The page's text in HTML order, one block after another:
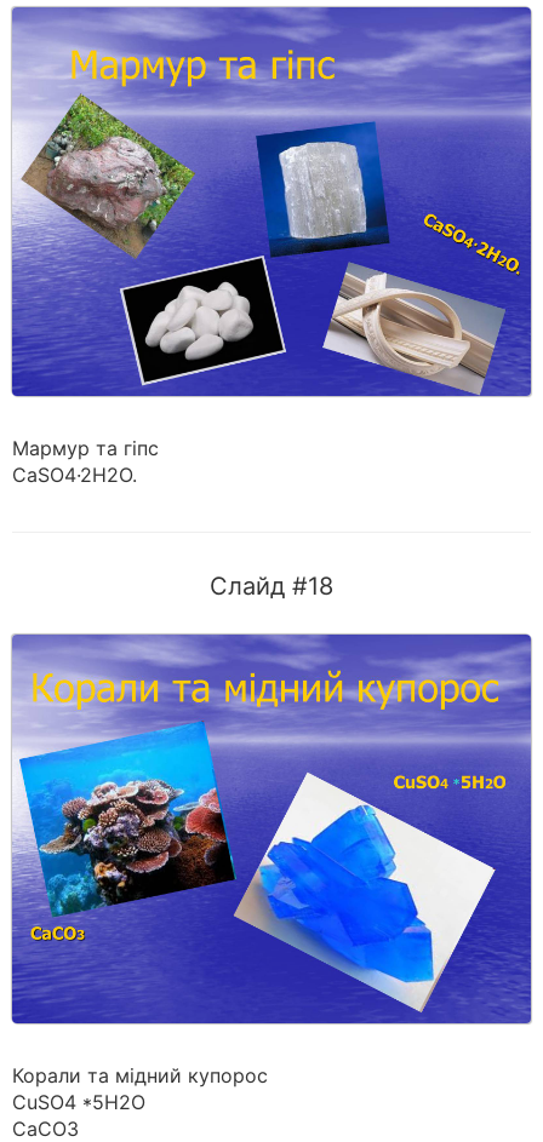
Мармур та гіпс
CaSO4·2H2O.
Слайд #18
Корали та мідний купорос
CuSO4 *5H2O
СаСО3